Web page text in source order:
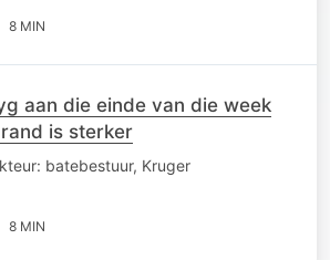
8 MIN
aan die einde van die week
is sterker
batebestuur, Kruger
8 MIN